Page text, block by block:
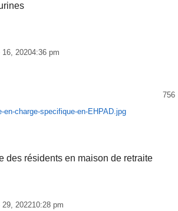
16, 20204:36 pm
756
des résidents en maison de retraite
29, 202210:28 pm